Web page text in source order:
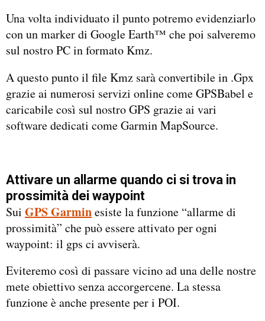
Una volta individuato il punto potremo evidenziarlo
con un marker di Google Earth™ che poi salveremo
sul nostro PC in formato Kmz.
A questo punto il file Kmz sarà convertibile in .Gpx
grazie ai numerosi servizi online come GPSBabel e
caricabile così sul nostro GPS grazie ai vari
software dedicati come Garmin MapSource.
Attivare un allarme quando ci si trova in
prossimità dei waypoint
Sui GPS Garminesiste la funzione “allarme di
prossimità” che può essere attivato per ogni
waypoint: il gps ci avviserà.
Eviteremo così di passare vicino ad una delle nostre
mete obiettivo senza accorgercene. La stessa
funzione è anche presente per i POI.